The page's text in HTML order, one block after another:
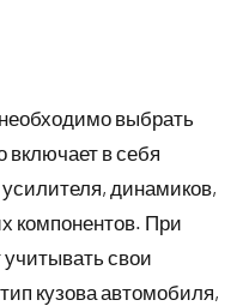
выбрать
в себя
динамиков,
компонентов. При
свои
кузова автомобиля,